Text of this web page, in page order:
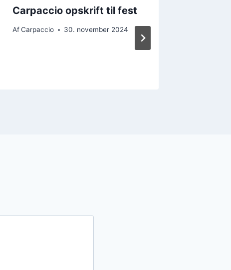
Carpaccio opskrift til fest
Af Carpaccio 30. november 2024